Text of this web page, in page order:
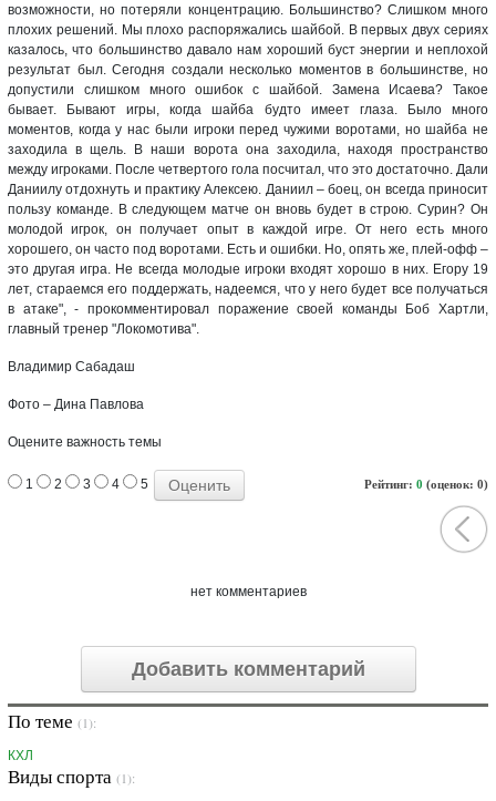
возможности, но потеряли концентрацию. Большинство? Слишком много
плохих решений. Мы плохо распоряжались шайбой. В первых двух сериях
казалось, что большинство давало нам хороший буст энергии и неплохой
результат был. Сегодня создали несколько моментов в большинстве, но
допустили слишком много ошибок с шайбой. Замена Исаева? Такое
бывает. Бывают игры, когда шайба будто имеет глаза. Было много
моментов, когда у нас были игроки перед чужими воротами, но шайба не
заходила в щель. В наши ворота она заходила, находя пространство
между игроками. После четвертого гола посчитал, что это достаточно. Дали
Даниилу отдохнуть и практику Алексею. Даниил – боец, он всегда приносит
пользу команде. В следующем матче он вновь будет в строю. Сурин? Он
молодой игрок, он получает опыт в каждой игре. От него есть много
хорошего, он часто под воротами. Есть и ошибки. Но, опять же, плей-офф –
это другая игра. Не всегда молодые игроки входят хорошо в них. Егору 19
лет, стараемся его поддержать, надеемся, что у него будет все получаться
в атаке", - прокомментировал поражение своей команды Боб Хартли,
главный тренер "Локомотива".
Владимир Сабадаш
Фото – Дина Павлова
Оцените важность темы
Рейтинг: 0 (оценок: 0)
1 2 3 4 5
нет комментариев
Добавить комментарий
По теме (1):
КХЛ
Виды спорта (1):